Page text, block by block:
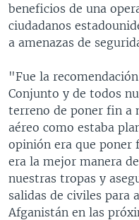
beneficios de una
ciudadanos
a amenazas de
"Fue la
Conjunto y de todos
terreno de poner fin a
aéreo como estaba
opinión era que
era la mejor manera
nuestras tropas y
salidas de civiles para
Afganistán en las